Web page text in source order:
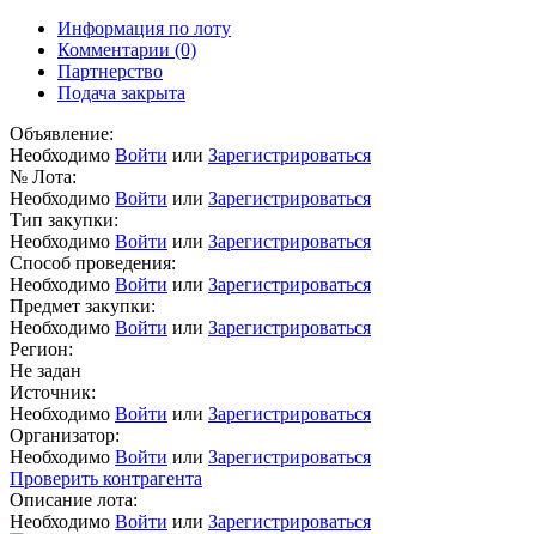
Информация по лоту
Комментарии (0)
Партнерство
Подача закрыта
Объявление:
Необходимо Войти или Зарегистрироваться
№ Лота:
Необходимо Войти или Зарегистрироваться
Тип закупки:
Необходимо Войти или Зарегистрироваться
Способ проведения:
Необходимо Войти или Зарегистрироваться
Предмет закупки:
Необходимо Войти или Зарегистрироваться
Регион:
Не задан
Источник:
Необходимо Войти или Зарегистрироваться
Организатор:
Необходимо Войти или Зарегистрироваться
Проверить контрагента
Описание лота:
Необходимо Войти или Зарегистрироваться